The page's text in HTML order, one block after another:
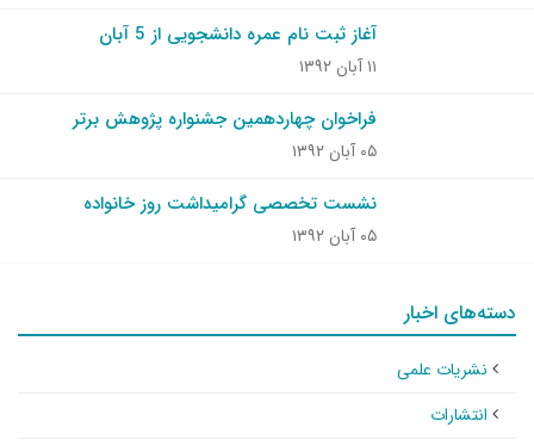
آغاز ثبت نام عمره دانشجویی از 5 آبان
۱۱ آبان ۱۳۹۲
فراخوان چهاردهمین جشنواره پژوهش برتر
۰۵ آبان ۱۳۹۲
نشست تخصصی گرامیداشت روز خانواده
۰۵ آبان ۱۳۹۲
دسته‌های اخبار
نشریات علمی
انتشارات